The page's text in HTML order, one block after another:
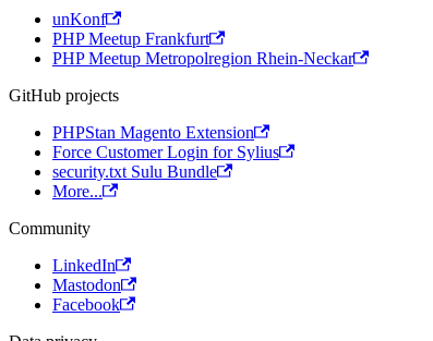
unKonf
PHP Meetup Frankfurt
PHP Meetup Metropolregion Rhein-Neckar
GitHub projects
PHPStan Magento Extension
Force Customer Login for Sylius
security.txt Sulu Bundle
More...
Community
LinkedIn
Mastodon
Facebook